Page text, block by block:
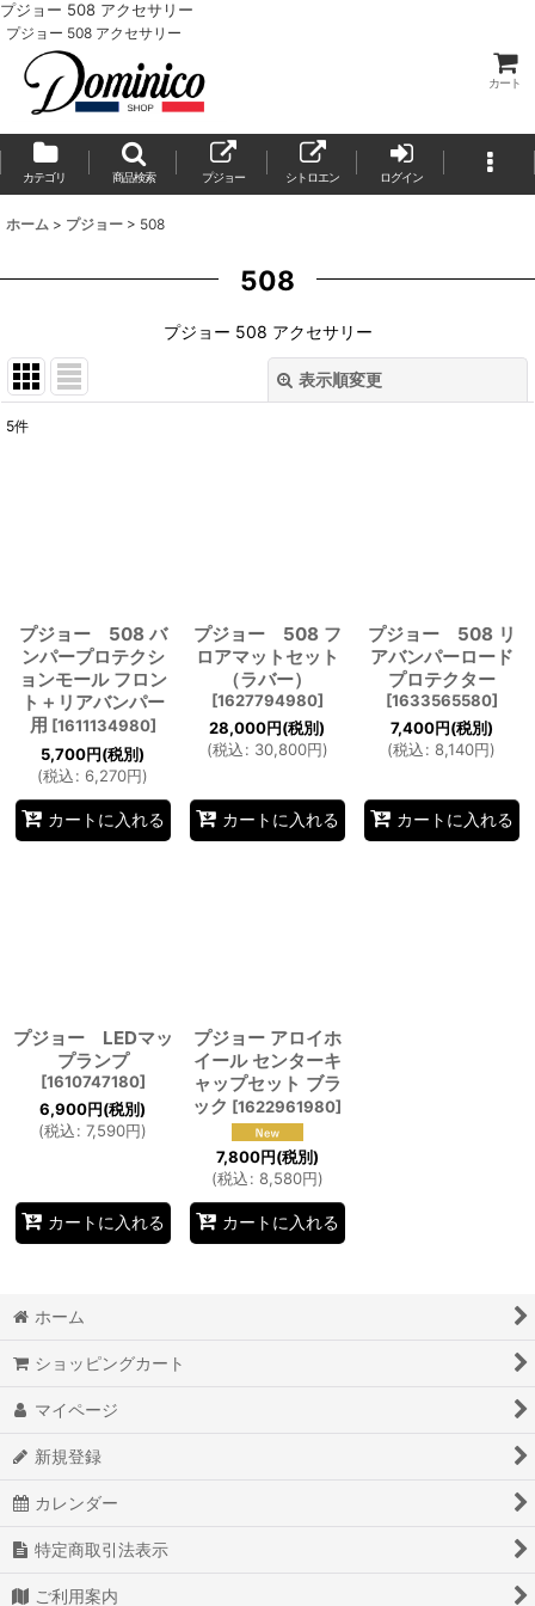
プジョー 508 アクセサリー
プジョー 508 アクセサリー
カート
カテゴリ 商品検索 プジョー シトロエン ログイン
ホーム > プジョー > 508
508
プジョー 508 アクセサリー
表示順変更
5件
プジョー 508 バ
ンパープロテクシ
ョンモール フロン
ト＋リアバンパー
用 [1611134980]
5,700円(税別)
(税込: 6,270円)
カートに入れる
プジョー 508 フ
ロアマットセット
（ラバー）
[1627794980]
28,000円(税別)
(税込: 30,800円)
カートに入れる
プジョー 508 リ
アバンパーロード
プロテクター
[1633565580]
7,400円(税別)
(税込: 8,140円)
カートに入れる
プジョー LEDマッ
プランプ
[1610747180]
6,900円(税別)
(税込: 7,590円)
カートに入れる
プジョー アロイホ
イール センターキ
ャップセット ブラ
ック [1622961980]
7,800円(税別)
(税込: 8,580円)
カートに入れる
ホーム
ショッピングカート
マイページ
新規登録
カレンダー
特定商取引法表示
ご利用案内